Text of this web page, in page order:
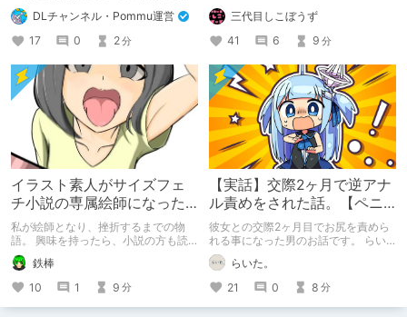
参加方法について、改めてこちらでも
ご案内いたします！
DLチャンネル・Pommu運営
17
0 2分
三代目しこぼうず
41
6 9 分
イラスト素人がサイズフェ
チ小説の専属絵師になった
お話
私が絵師となり、挫折するまでの物
語。 興味を持ったら、小説の方も読
んで欲しいなって感じ 私の絵を使っ
てくれてる小説書きさんのページＵＲ
Ｌ
https://www.pixiv.net/users/341489
73/novels?p=1
鉄棒
10
1 9 分
【実話】交際2ヶ月で逆アナ
ル責めをされた話。【ペニ
バン】
彼女との交際2ヶ月目でお尻を責めら
れる事になった男のお話です。 らい
た。のエチエチ体験談#2【逆アナ
ル】 らいた。
21
0 8 分